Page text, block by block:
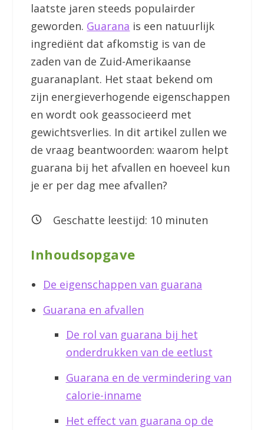
laatste jaren steeds populairder
geworden. Guarana is een natuurlijk
ingrediënt dat afkomstig is van de
zaden van de Zuid-Amerikaanse
guaranaplant. Het staat bekend om
zijn energieverhogende eigenschappen
en wordt ook geassocieerd met
gewichtsverlies. In dit artikel zullen we
de vraag beantwoorden: waarom helpt
guarana bij het afvallen en hoeveel kun
je er per dag mee afvallen?
Geschatte leestijd: 10 minuten
Inhoudsopgave
De eigenschappen van guarana
Guarana en afvallen
De rol van guarana bij het
onderdrukken van de eetlust
Guarana en de vermindering van
calorie-inname
Het effect van guarana op de